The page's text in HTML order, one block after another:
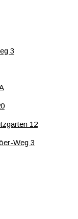
3
12
Weg 3